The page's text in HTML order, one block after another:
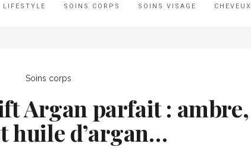
LIFESTYLE SOINS CORPS SOINS VISAGE CHEVEUX
Soins corps
Argan parfait : ambre,
huile d’argan…